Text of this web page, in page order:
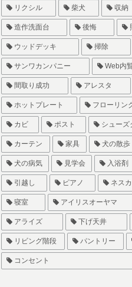
リクシル 柴犬 収納
造作洗面台 後悔
ウッドデッキ 掃除
サンワカンパニー Web内
間取り成功 アレスタ
ホットプレート フローリン
カビ ポスト シューズ
カーテン 家具 犬の散歩
犬の病気 見学会 入浴剤
引越し ピアノ ネス
寝室 アイリスオーヤマ
アライズ 下げ天井
リビング階段 パントリー
コンセント